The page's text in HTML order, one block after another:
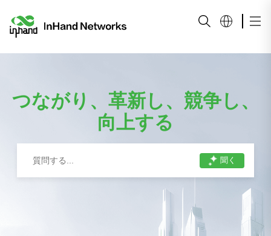
つながり、革新し、競争し、
向上する
聞く